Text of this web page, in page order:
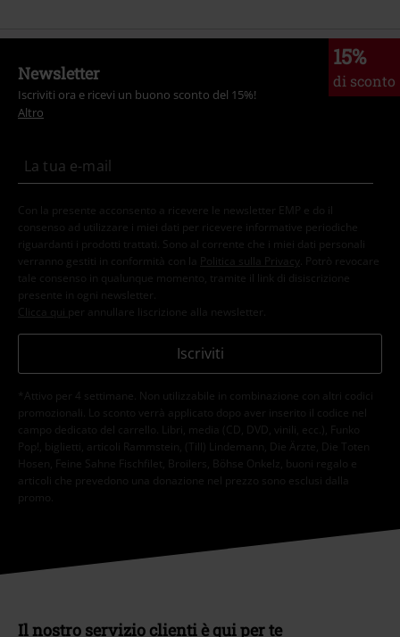
15%
di sconto
Newsletter
Iscriviti ora e ricevi un buono sconto del 15%!
Altro
Con la presente acconsento a ricevere le newsletter EMP e do il
consenso ad utilizzare i miei dati per ricevere informative periodiche
riguardanti i prodotti trattati. Sono al corrente che i miei dati personali
verranno gestiti in conformità con la
Politica sulla Privacy
. Potrò revocare
tale consenso in qualunque momento, tramite il link di disiscrizione
presente in ogni newsletter.
Clicca qui per annullare liscrizione alla newsletter.
Iscriviti
*Attivo per 4 settimane. Non utilizzabile in combinazione con altri codici
promozionali. Lo sconto verrà applicato dopo aver inserito il codice nel
campo dedicato del carrello. Libri, media (CD, DVD, vinili, ecc.), Funko
Pop!, biglietti, articoli Rammstein, (Till) Lindemann, Die Ärzte, Die Toten
Hosen, Feine Sahne Fischfilet, Broilers, Böhse Onkelz, buoni regalo e
articoli che prevedono una donazione nel prezzo sono esclusi dalla
promo.
Il nostro servizio clienti è qui per te